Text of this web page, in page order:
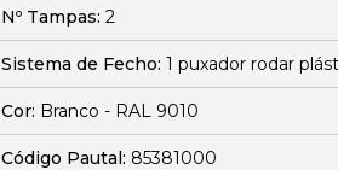
Nº Tampas: 2
Sistema de Fecho: 1 puxador rodar
Cor: Branco - RAL 9010
Código Pautal: 85381000